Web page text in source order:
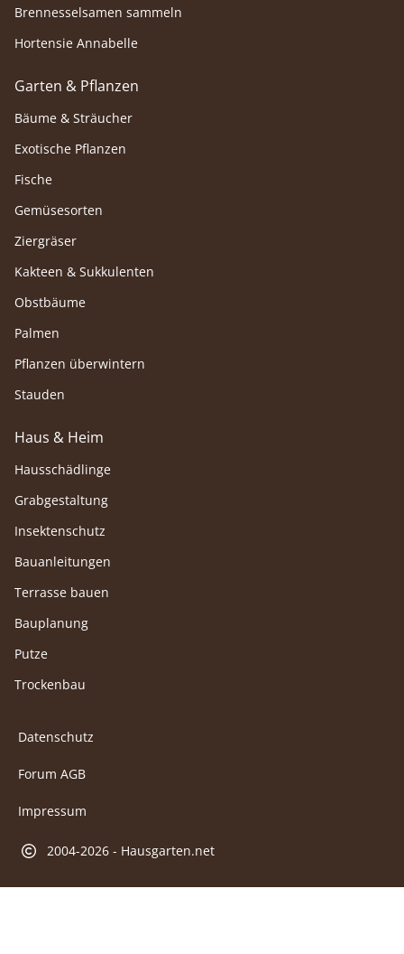
Brennesselsamen sammeln
Hortensie Annabelle
Garten & Pflanzen
Bäume & Sträucher
Exotische Pflanzen
Fische
Gemüsesorten
Ziergräser
Kakteen & Sukkulenten
Obstbäume
Palmen
Pflanzen überwintern
Stauden
Haus & Heim
Hausschädlinge
Grabgestaltung
Insektenschutz
Bauanleitungen
Terrasse bauen
Bauplanung
Putze
Trockenbau
Datenschutz
Forum AGB
Impressum
2004-2026 - Hausgarten.net